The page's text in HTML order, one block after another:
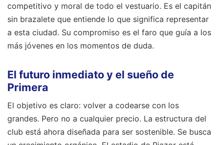
competitivo y moral de todo el vestuario. Es el capitán
sin brazalete que entiende lo que significa representar
a esta ciudad. Su compromiso es el faro que guía a los
más jóvenes en los momentos de duda.
El futuro inmediato y el sueño de
Primera
El objetivo es claro: volver a codearse con los
grandes. Pero no a cualquier precio. La estructura del
club está ahora diseñada para ser sostenible. Se busca